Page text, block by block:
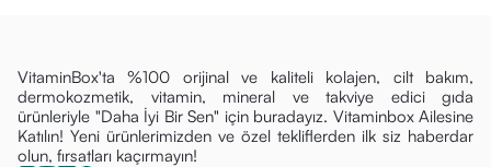
VitaminBox'ta %100 orijinal ve kaliteli kolajen, cilt bakım,
dermokozmetik, vitamin, mineral ve takviye edici gıda
ürünleriyle "Daha İyi Bir Sen" için buradayız. Vitaminbox Ailesine
Katılın! Yeni ürünlerimizden ve özel tekliflerden ilk siz haberdar
olun, fırsatları kaçırmayın!